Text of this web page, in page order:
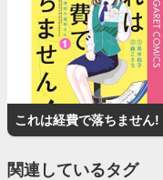
関連しているタグ